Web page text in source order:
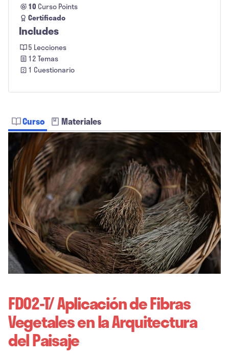
Curso Materiales
FD02-T/ Aplicación de Fibras
Vegetales en la Arquitectura
del Paisaje
10 Curso Points
Certificado
Includes
5 Lecciones
12 Temas
1 Cuestionario